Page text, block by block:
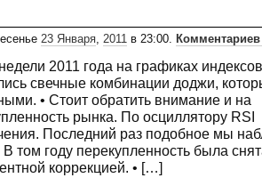
23 Января 2011 в 23:00. Комментариев
2011 года на графиках
свечные комбинации доджи,
• Стоит обратить внимание и на
рынка. По осциллятору RSI
Последний раз подобное мы
том году перекупленность была
коррекцией. • […]